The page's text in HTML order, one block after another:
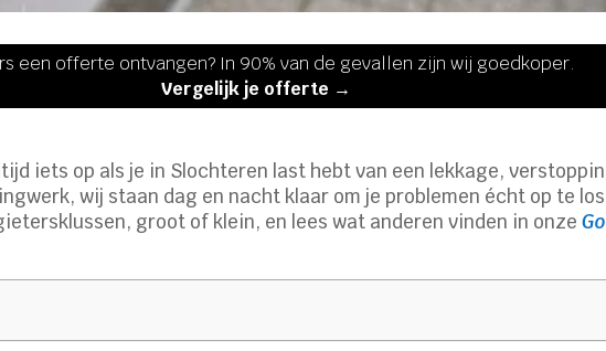
een offerte ontvangen? In 90% van de gevallen zijn wij goedkoper.
Vergelijk je offerte →
iets op als je in Slochteren last hebt van een lekkage,
wij staan dag en nacht klaar om je problemen écht op te
groot of klein, en lees wat anderen vinden in onze